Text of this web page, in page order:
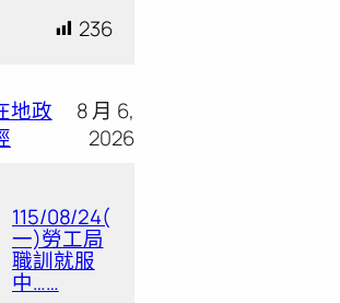
236
地政
8 月 6,
2026
115/08/24(
一)勞工局
職訓就服
中……